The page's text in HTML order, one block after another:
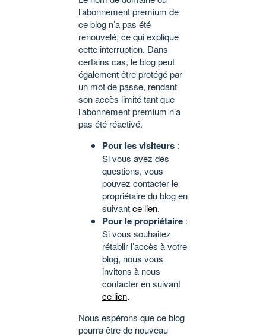
l’abonnement premium de
ce blog n’a pas été
renouvelé, ce qui explique
cette interruption. Dans
certains cas, le blog peut
également être protégé par
un mot de passe, rendant
son accès limité tant que
l’abonnement premium n’a
pas été réactivé.
Pour les visiteurs :
Si vous avez des
questions, vous
pouvez contacter le
propriétaire du blog en
suivantce lien.
Pour le propriétaire :
Si vous souhaitez
rétablir l’accès à votre
blog, nous vous
invitons à nous
contacter en suivant
ce lien.
Nous espérons que ce blog
pourra être de nouveau